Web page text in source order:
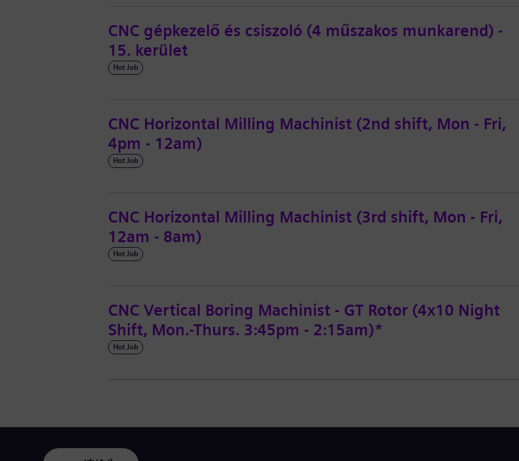
CNC gépkezelő és csiszoló (4 műszakos munkarend) -
15. kerület
Hot Job
CNC Horizontal Milling Machinist (2nd shift, Mon - Fri,
4pm - 12am)
Hot Job
CNC Horizontal Milling Machinist (3rd shift, Mon - Fri,
12am - 8am)
Hot Job
CNC Vertical Boring Machinist - GT Rotor (4x10 Night
Shift, Mon.-Thurs. 3:45pm - 2:15am)*
Hot Job